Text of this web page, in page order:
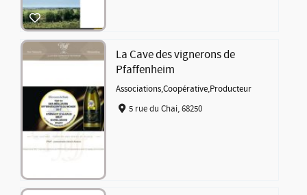
La Cave des vignerons de
Pfaffenheim
Associations,Coopérative,Producteur
5 rue du Chai, 68250